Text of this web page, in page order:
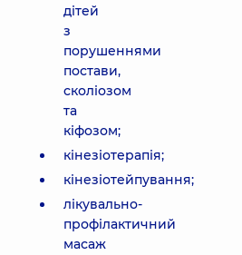
дітей
з
порушеннями
постави,
сколіозом
та
кіфозом;
кінезіотерапія;
кінезіотейпування;
лікувально-
профілактичний
масаж